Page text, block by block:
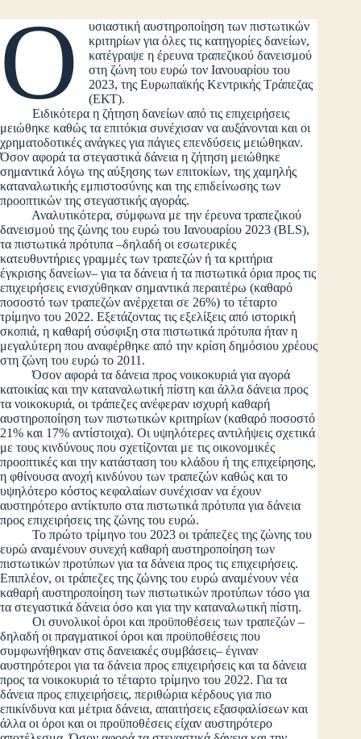
Ο
υσιαστική αυστηροποίηση των πιστωτικών
κριτηρίων για όλες τις κατηγορίες δανείων,
κατέγραψε η έρευνα τραπεζικού δανεισμού
στη ζώνη του ευρώ τον Ιανουαρίου του
2023, της Ευρωπαϊκής Κεντρικής Τράπεζας
(ΕΚΤ).
Ειδικότερα η ζήτηση δανείων από τις επιχειρήσεις
μειώθηκε καθώς τα επιτόκια συνέχισαν να αυξάνονται και οι
χρηματοδοτικές ανάγκες για πάγιες επενδύσεις μειώθηκαν.
Όσον αφορά τα στεγαστικά δάνεια η ζήτηση μειώθηκε
σημαντικά λόγω της αύξησης των επιτοκίων, της χαμηλής
καταναλωτικής εμπιστοσύνης και της επιδείνωσης των
προοπτικών της στεγαστικής αγοράς.
Αναλυτικότερα, σύμφωνα με την έρευνα τραπεζικού
δανεισμού της ζώνης του ευρώ του Ιανουαρίου 2023 (BLS),
τα πιστωτικά πρότυπα –δηλαδή οι εσωτερικές
κατευθυντήριες γραμμές των τραπεζών ή τα κριτήρια
έγκρισης δανείων– για τα δάνεια ή τα πιστωτικά όρια προς τις
επιχειρήσεις ενισχύθηκαν σημαντικά περαιτέρω (καθαρό
ποσοστό των τραπεζών ανέρχεται σε 26%) το τέταρτο
τρίμηνο του 2022. Εξετάζοντας τις εξελίξεις από ιστορική
σκοπιά, η καθαρή σύσφιξη στα πιστωτικά πρότυπα ήταν η
μεγαλύτερη που αναφέρθηκε από την κρίση δημόσιου χρέους
στη ζώνη του ευρώ το 2011.
Όσον αφορά τα δάνεια προς νοικοκυριά για αγορά
κατοικίας και την καταναλωτική πίστη και άλλα δάνεια προς
τα νοικοκυριά, οι τράπεζες ανέφεραν ισχυρή καθαρή
αυστηροποίηση των πιστωτικών κριτηρίων (καθαρό ποσοστό
21% και 17% αντίστοιχα). Οι υψηλότερες αντιλήψεις σχετικά
με τους κινδύνους που σχετίζονται με τις οικονομικές
προοπτικές και την κατάσταση του κλάδου ή της επιχείρησης,
η φθίνουσα ανοχή κινδύνου των τραπεζών καθώς και το
υψηλότερο κόστος κεφαλαίων συνέχισαν να έχουν
αυστηρότερο αντίκτυπο στα πιστωτικά πρότυπα για δάνεια
προς επιχειρήσεις της ζώνης του ευρώ.
Το πρώτο τρίμηνο του 2023 οι τράπεζες της ζώνης του
ευρώ αναμένουν συνεχή καθαρή αυστηροποίηση των
πιστωτικών προτύπων για τα δάνεια προς τις επιχειρήσεις.
Επιπλέον, οι τράπεζες της ζώνης του ευρώ αναμένουν νέα
καθαρή αυστηροποίηση των πιστωτικών προτύπων τόσο για
τα στεγαστικά δάνεια όσο και για την καταναλωτική πίστη.
Οι συνολικοί όροι και προϋποθέσεις των τραπεζών –
δηλαδή οι πραγματικοί όροι και προϋποθέσεις που
συμφωνήθηκαν στις δανειακές συμβάσεις– έγιναν
αυστηρότεροι για τα δάνεια προς επιχειρήσεις και τα δάνεια
προς τα νοικοκυριά το τέταρτο τρίμηνο του 2022. Για τα
δάνεια προς επιχειρήσεις, περιθώρια κέρδους για πιο
επικίνδυνα και μέτρια δάνεια, απαιτήσεις εξασφαλίσεων και
άλλα οι όροι και οι προϋποθέσεις είχαν αυστηρότερο